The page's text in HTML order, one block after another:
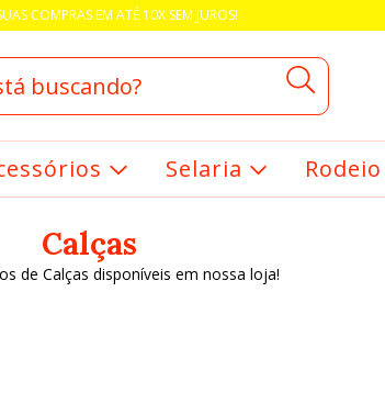
COMPRAS EM ATÉ 10X SEM JUROS!
Selaria Rodeio
Calças
de Calças disponíveis em nossa loja!